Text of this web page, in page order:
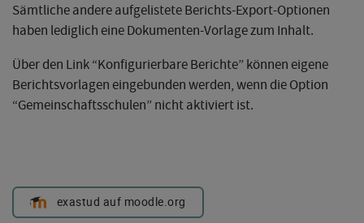
Sämtliche andere aufgelistete Berichts-Export-Optionen
haben lediglich eine Dokumenten-Vorlage zum Inhalt.
Über den Link “Konfigurierbare Berichte” können eigene
Berichtsvorlagen eingebunden werden, wenn die Option
“Gemeinschaftsschulen” nicht aktiviert ist.
exastud auf moodle.org